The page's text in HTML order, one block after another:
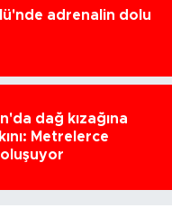
adrenalin dolu
dağ kızağına
Metrelerce